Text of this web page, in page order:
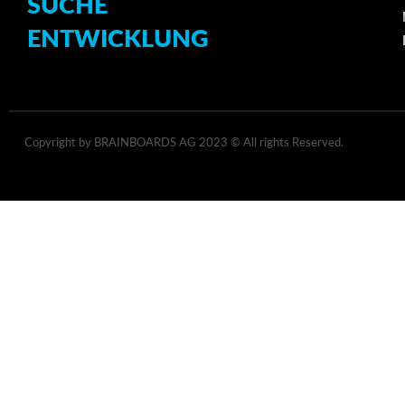
SUCHE
ENTWICKLUNG
Copyright by BRAINBOARDS AG 2023 © All rights Reserved.